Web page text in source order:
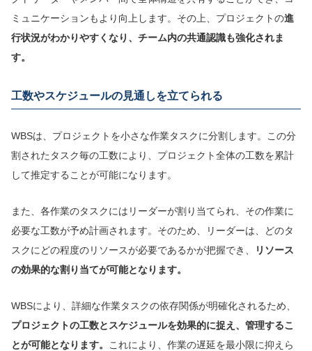
ミュニケーションもより向上します。その上、プロジェクトの進
行状況がわかりやすくなり、チーム内の共通認識も強化されま
す。
工数やスケジュールの見通しを立てられる
WBSは、プロジェクトを小さな作業タスクに分割します。この分
割されたタスク毎の工数により、プロジェクト全体の工数を累計
して推定することが可能になります。
また、各作業のタスクにはリーダーが割り当てられ、その作業に
必要な工数が予め計画されます。そのため、リーダーは、どのタ
スクにどの程度のリソースが必要であるかが把握でき、
リソース
の効果的な割り当てが可能となります。
WBSにより、詳細な作業タスクの依存関係が明確化されるため、
プロジェクトの工数とスケジュールを効果的に捉え、管理するこ
とが可能となります。
これにより、作業の遅延を最小限に抑えら